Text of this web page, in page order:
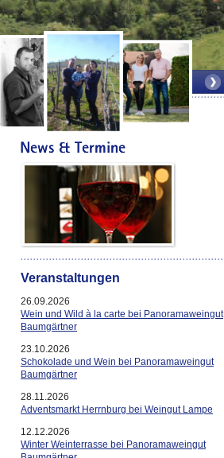
Veranstaltungen
26.09.2026
Wein und Wild à la carte bei Panoramaweingut
Baumgärtner
23.10.2026
Schokolade und Wein bei Panoramaweingut
Baumgärtner
28.11.2026
Adventsmarkt Herrnburg bei Weingut Lampe
12.12.2026
Winter Weinterrasse bei Panoramaweingut